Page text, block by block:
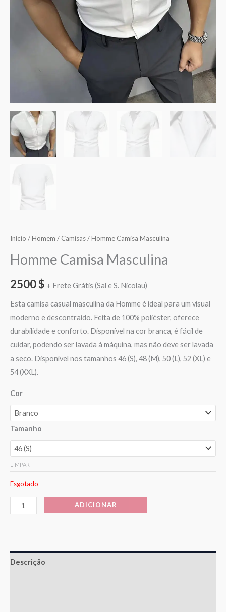
Início /Homem / Camisas/ Homme Camisa Masculina
Homme Camisa Masculina
2500$ + Frete Grátis (Sal e S. Nicolau)
Esta camisa casual masculina da Homme é ideal para um visual
moderno e descontraído. Feita de 100% poliéster, oferece
durabilidade e conforto. Disponível na cor branca, é fácil de
cuidar, podendo ser lavada à máquina, mas não deve ser lavada
a seco. Disponível nos tamanhos 46 (S), 48 (M), 50 (L), 52 (XL) e
54 (XXL).
Cor
Tamanho
LIMPAR
Esgotado
ADICIONAR
Descrição